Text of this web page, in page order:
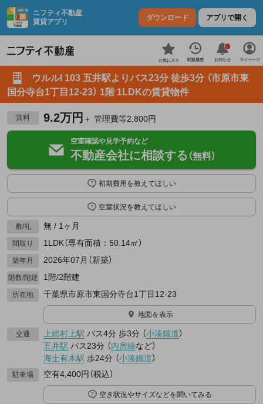
ニフティ不動産
賃貸アプリ
ダウンロード アプリで開く
お気に入り 閲覧履歴 お知らせ マイページ
ウルルI 103 五井駅よりバス23分 徒歩3分 （市原市東
国分寺台1丁目12-23） 1階 1LDKの賃貸物件
賃料 9.2万円 ＋ 管理費等2,800円
空室確認や見学予約など
不動産会社に相談する （無料）
初期費用を教えてほしい
空室状況を教えてほしい
敷/礼 無 / 1ヶ月
間取り 1LDK（専有面積：50.14㎡）
築年月 2026年07月（新築）
階数/階建 1階/2階建
所在地 千葉県市原市東国分寺台1丁目12-23
地図を表示
交通 上総村上駅 バス4分 歩3分 （小湊鐵道）
五井駅 バス23分 （内房線など）
海士有木駅 歩24分 （小湊鐵道）
駐車場 空有4,400円（税込）
空き状況やサイズなどを聞いてみる